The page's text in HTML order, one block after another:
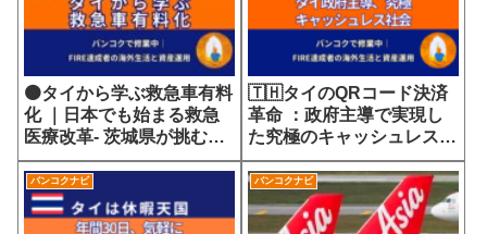
🟠タイから学ぶ救急車有料
化 ｜日本でも始まる救急
医療改革- 茨城県が挑む
7700円の選定療養費が示
す医療サービスの未来
🇹🇭タイのQRコード決済
革命 ：政府主導で実現し
た究極のキャッシュレス社
会
バンコクナビ バンコクナビ